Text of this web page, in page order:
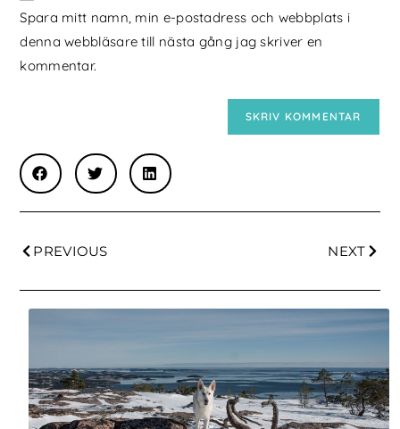
Spara mitt namn, min e-postadress och webbplats i
denna webbläsare till nästa gång jag skriver en
kommentar.
PREVIOUS NEXT